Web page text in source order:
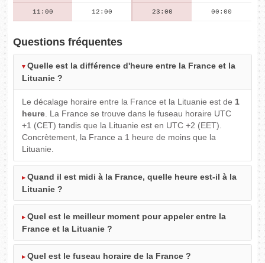
11:00 12:00 23:00 00:00
Questions fréquentes
Quelle est la différence d'heure entre la France et la
Lituanie ?
Le décalage horaire entre la France et la Lituanie est de 1
heure. La France se trouve dans le fuseau horaire UTC
+1 (CET) tandis que la Lituanie est en UTC +2 (EET).
Concrètement, la France a 1 heure de moins que la
Lituanie.
Quand il est midi à la France, quelle heure est-il à la
Lituanie ?
Quel est le meilleur moment pour appeler entre la
France et la Lituanie ?
Quel est le fuseau horaire de la France ?